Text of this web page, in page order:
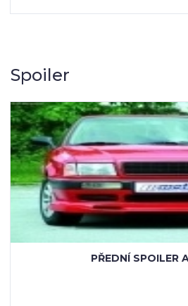
Spoiler
PŘEDNÍ SPOILER